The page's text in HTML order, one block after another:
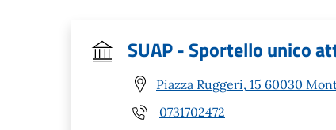
SUAP - Sportello unico
Piazza Ruggeri, 15 60030
0731702472